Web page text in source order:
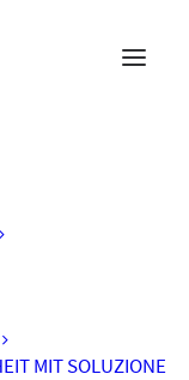
MIT SOLUZIONE